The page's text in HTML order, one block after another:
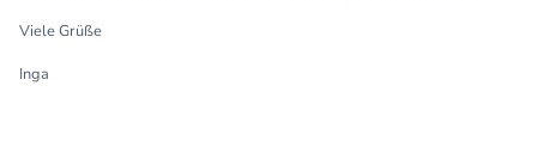
Viele Grüße
Inga